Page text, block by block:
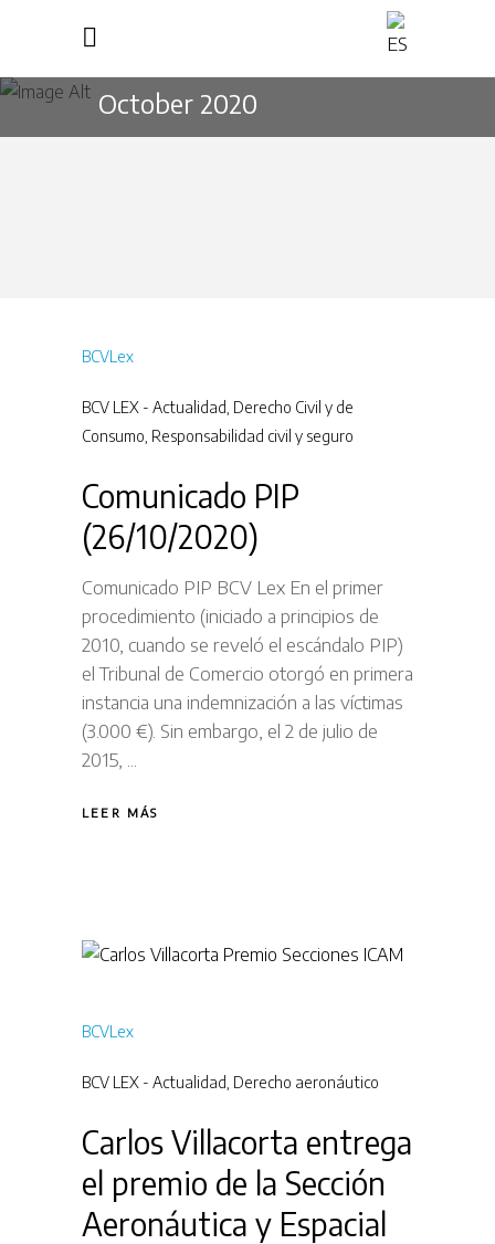
October 2020
BCVLex
BCV LEX - Actualidad Derecho Civil y de
Consumo Responsabilidad civil y seguro
Comunicado PIP
(26/10/2020)
Comunicado PIP BCV Lex En el primer
procedimiento (iniciado a principios de
2010, cuando se reveló el escándalo PIP)
el Tribunal de Comercio otorgó en primera
instancia una indemnización a las víctimas
(3.000 €). Sin embargo, el 2 de julio de
2015,
LEER MÁS
BCVLex
BCV LEX - Actualidad Derecho aeronáutico
Carlos Villacorta entrega
el premio de la Sección
Aeronáutica y Espacial